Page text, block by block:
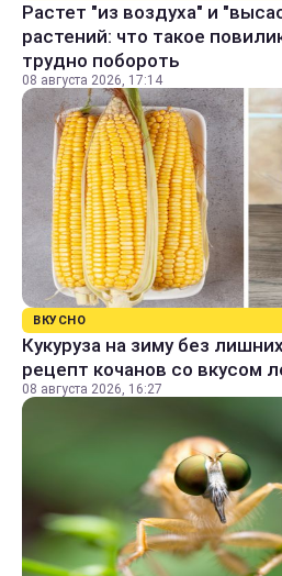
Растет "из воздуха" и
растений: что такое
трудно побороть
08 августа 2026, 17:14
ВКУСНО
Кукуруза на зиму без
рецепт кочанов со вкусом
08 августа 2026, 16:27